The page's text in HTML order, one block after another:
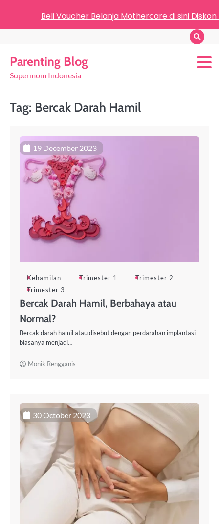
Parenting Blog
Supermom Indonesia
Tag: Bercak Darah Hamil
19 December 2023
Kehamilan Trimester 1
Trimester 2
Trimester 3
Bercak Darah Hamil, Berbahaya atau
Normal?
Bercak darah hamil atau disebut dengan perdarahan implantasi
biasanya menjadi…
Monik Rengganis
30 October 2023
Beli Voucher Belanja Mothercare di sini Diskon